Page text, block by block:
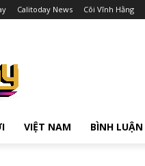
Calitoday News Cõi Vĩnh Hằng
VIỆT NAM BÌNH LUẬN